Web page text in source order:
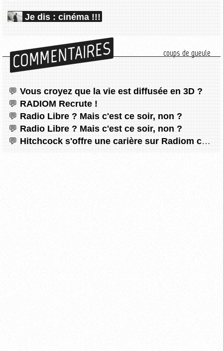
Je dis : cinéma !!!
COMMENTAIRES coups de gueule
Vous croyez que la vie est diffusée en 3D ?
RADIOM Recrute !
Radio Libre ? Mais c'est ce soir, non ?
Radio Libre ? Mais c'est ce soir, non ?
Hitchcock s'offre une carière sur Radiom ce soir !